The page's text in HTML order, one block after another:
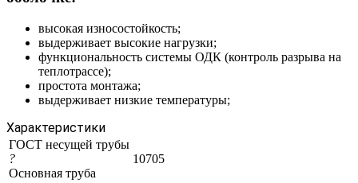
высокая износостойкость;
выдерживает высокие нагрузки;
функциональность системы ОДК (контроль разрыва на
теплотрассе);
простота монтажа;
выдерживает низкие температуры;
Характеристики
ГОСТ несущей трубы
?
Основная труба
10705